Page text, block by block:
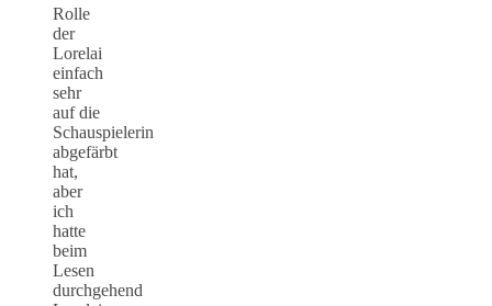
Rolle
der
Lorelai
einfach
sehr
auf die
Schauspielerin
abgefärbt
hat,
aber
ich
hatte
beim
Lesen
durchgehend